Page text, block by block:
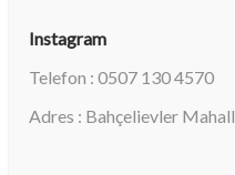
Instagram
Telefon : 0507 130 4570
Adres : Bahçelievler